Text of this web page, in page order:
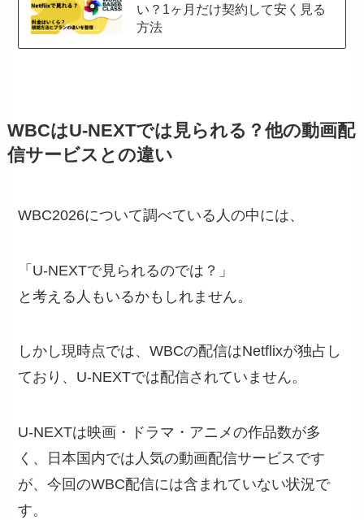
い？1ヶ月だけ契約して安く見る
方法
WBCはU-NEXTでは見られる？他の動画配
信サービスとの違い
WBC2026について調べている人の中には、
「U-NEXTで見られるのでは？」
と考える人もいるかもしれません。
しかし現時点では、WBCの配信はNetflixが独占し
ており、U-NEXTでは配信されていません。
U-NEXTは映画・ドラマ・アニメの作品数が多
く、日本国内では人気の動画配信サービスです
が、今回のWBC配信には含まれていない状況で
す。